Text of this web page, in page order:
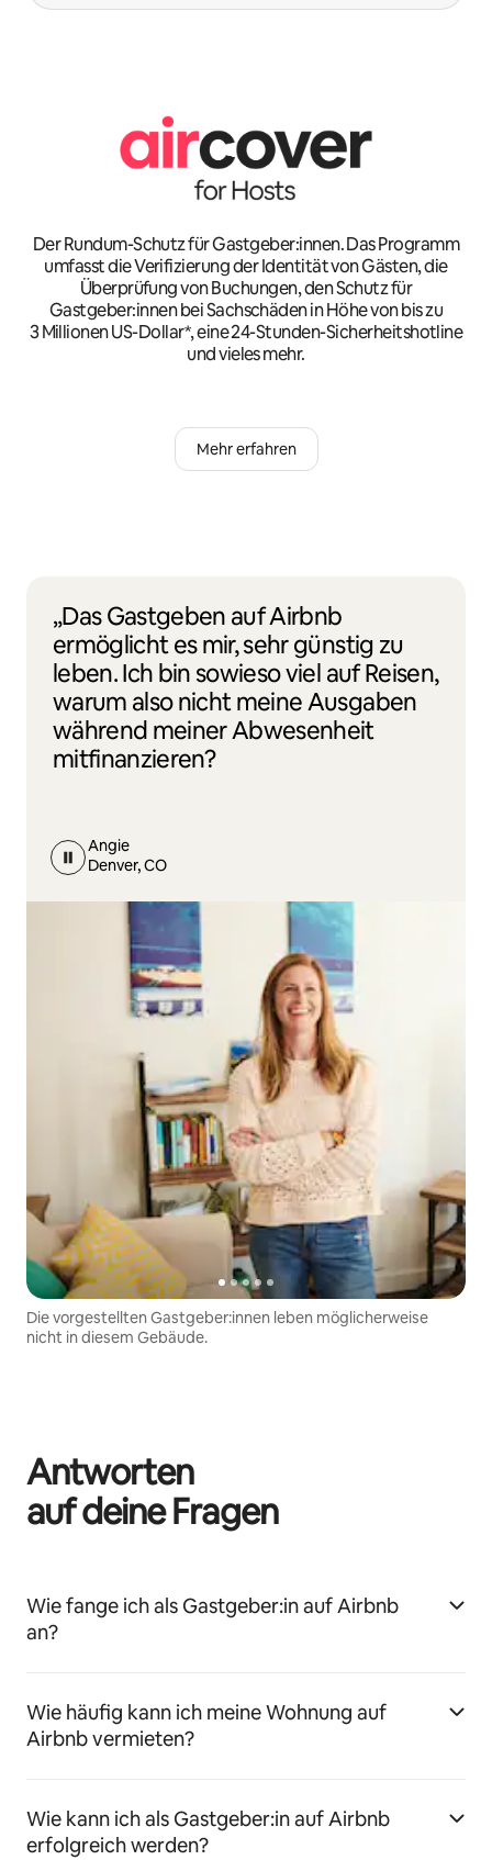
Der Rundum-Schutz für Gastgeber:innen. Das Programm
umfasst die Verifizierung der Identität von Gästen, die
Überprüfung von Buchungen, den Schutz für
Gastgeber:innen bei Sachschäden in Höhe von bis zu
3 Millionen US-Dollar*, eine 24-Stunden-Sicherheitshotline
und vieles mehr.
Mehr erfahren
„Das Gastgeben auf Airbnb
ermöglicht es mir, sehr günstig zu
leben. Ich bin sowieso viel auf Reisen,
warum also nicht meine Ausgaben
während meiner Abwesenheit
mitfinanzieren?
Angie
Denver, CO
Die vorgestellten Gastgeber:innen leben möglicherweise
nicht in diesem Gebäude.
Antworten
auf deine Fragen
Wie fange ich als Gastgeber:in auf Airbnb
an?
Wie häufig kann ich meine Wohnung auf
Airbnb vermieten?
Wie kann ich als Gastgeber:in auf Airbnb
erfolgreich werden?